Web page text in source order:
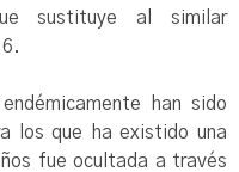
sustituye al similar
han sido
los que ha existido una
fue ocultada a través